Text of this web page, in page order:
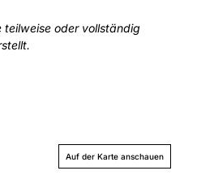
teilweise oder vollständig
Auf der Karte anschauen